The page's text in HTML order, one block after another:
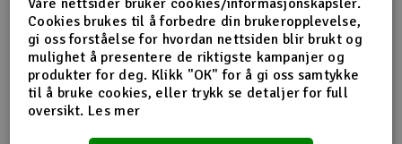
nybegynnerutstyr og avanserte løsninger hos samme
leverandør. Da internett for alvor endret
handelsmønstrene på 2000-tallet, satset Norwegian
Modellers tidlig på netthandel. Nettbutikken modellers.no
gjorde det mulig for kunder fra hele landet å handle
spesialprodukter som tidligere ofte bare var tilgjengelige i
større byer. Samtidig fortsatte selskapet å drive fysisk
Cookies brukes til å forbedre din brukeropplevelse,
gi oss forståelse for hvordan nettsiden blir brukt og
mulighet å presentere de riktigste kampanjer og
produkter for deg. Klikk "OK" for å gi oss samtykke
til å bruke cookies, eller trykk se detaljer for full
oversikt. Les mer